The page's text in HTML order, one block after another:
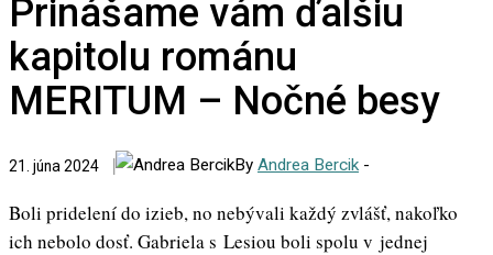
Prinášame vám ďalšiu
kapitolu románu
MERITUM – Nočné besy
21. júna 2024 By Andrea Bercik -
Boli pridelení do izieb, no nebývali každý zvlášť, nakoľko
ich nebolo dosť. Gabriela s Lesiou boli spolu v jednej